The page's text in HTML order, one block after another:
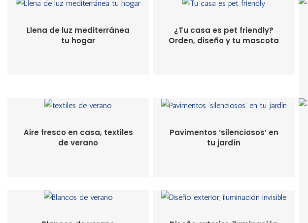
Llena de luz mediterránea
tu hogar
¿Tu casa es pet friendly?
Orden, diseño y tu mascota
Aire fresco en casa, textiles
de verano
Pavimentos ‘silenciosos’ en
tu jardín